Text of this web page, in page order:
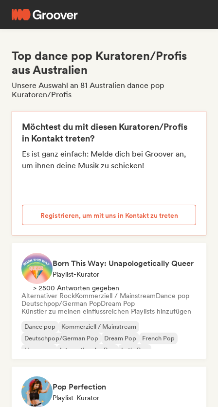
Top dance pop Kuratoren/Profis
aus Australien
Unsere Auswahl an 81 Australien dance pop
Kuratoren/Profis
Möchtest du mit diesen Kuratoren/Profis
in Kontakt treten?
Es ist ganz einfach: Melde dich bei Groover an,
um ihnen deine Musik zu schicken!
Registrieren, um mit uns in Kontakt zu treten
Born This Way: Unapologetically Queer
Playlist-Kurator
> 2500 Antworten gegeben
Alternativer RockKommerziell / MainstreamDance pop
Deutschpop/German PopDream Pop
Künstler zu meinen einflussreichen Playlists hinzufügen
Dance pop
Kommerziell / Mainstream
Deutschpop/German Pop
Dream Pop
French Pop
Hyperpop
Internationaler Pop Latin Pop
Pop Perfection
Playlist-Kurator